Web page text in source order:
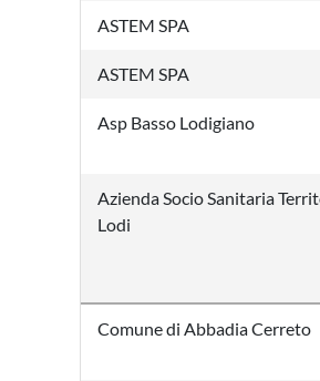
ASTEM SPA
ASTEM SPA
Asp Basso Lodigiano
Azienda Socio Sanitaria
Lodi
Comune di Abbadia Cerreto